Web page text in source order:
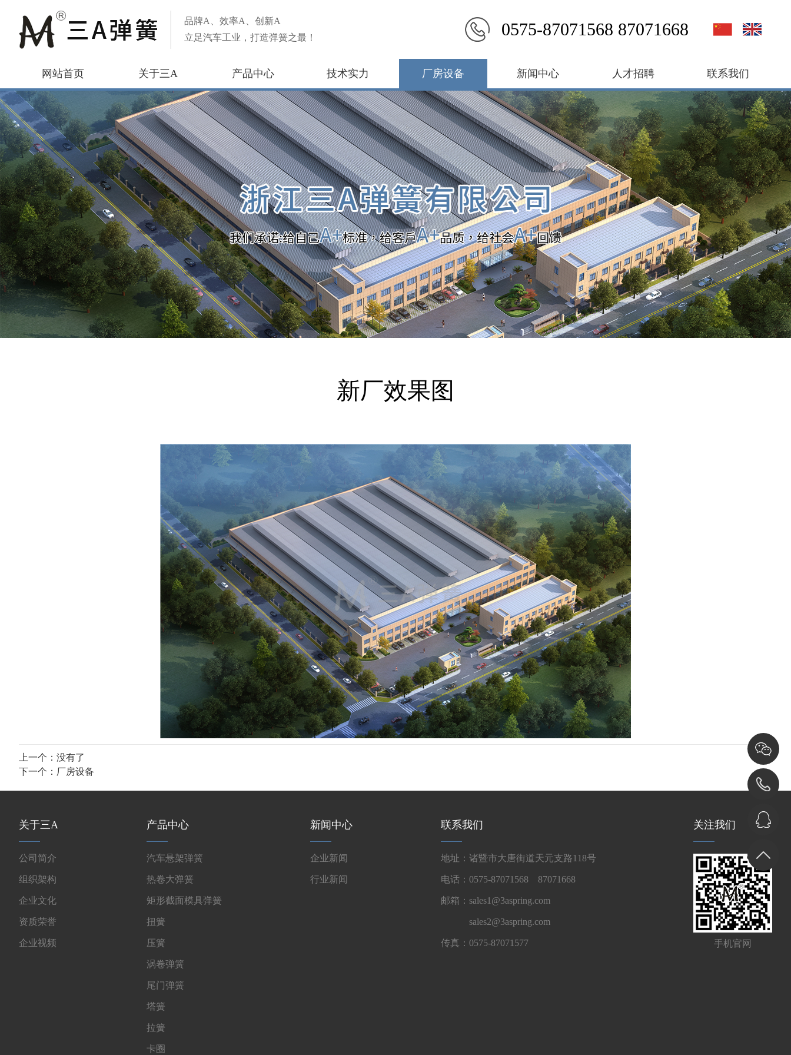
品牌A、效率A、创新A
立足汽车工业，打造弹簧之最！
0575-87071568 87071668
网站首页 关于三A 产品中心 技术实力 厂房设备 新闻中心 人才招聘 联系我们
新厂效果图
上一个：没有了
下一个： 厂房设备
关于三A
公司简介
组织架构
企业文化
资质荣誉
企业视频
产品中心
汽车悬架弹簧
热卷大弹簧
矩形截面模具弹簧
扭簧
压簧
涡卷弹簧
尾门弹簧
塔簧
拉簧
卡圈
新闻中心
企业新闻
行业新闻
联系我们
地址：诸暨市大唐街道天元支路118号
电话：0575-87071568 87071668
邮箱：sales1@3aspring.com
sales2@3aspring.com
传真：0575-87071577
关注我们
手机官网